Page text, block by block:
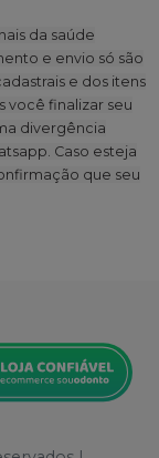
da saúde
e envio só são
e dos itens
você finalizar seu
divergência
Caso esteja
que seu